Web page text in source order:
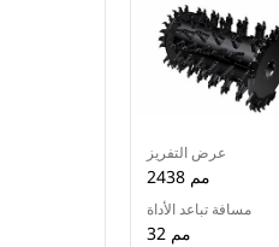
عرض التفريز
2438 مم
مسافة تباعد الأداة
32 مم